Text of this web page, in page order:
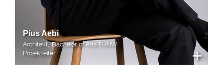
+
Pius Aebi
Architekt, Bachelor of Arts FHNW
Projektleiter